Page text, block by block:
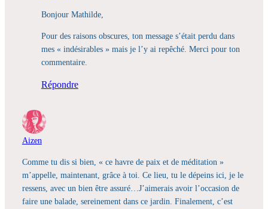
Bonjour Mathilde,
Pour des raisons obscures, ton message s’était perdu dans
mes « indésirables » mais je l’y ai repêché. Merci pour ton
commentaire.
Répondre
Aizen
Comme tu dis si bien, « ce havre de paix et de méditation »
m’appelle, maintenant, grâce à toi. Ce lieu, tu le dépeins ici, je le
ressens, avec un bien être assuré…J’aimerais avoir l’occasion de
faire une balade, sereinement dans ce jardin. Finalement, c’est